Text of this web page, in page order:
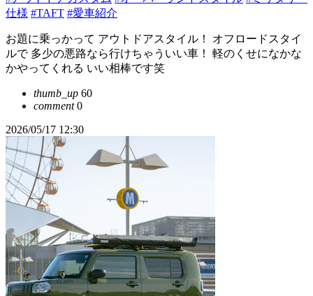
仕様 #TAFT #愛車紹介
お題に乗っかって アウトドアスタイル！ オフロードスタイ
ルで 多少の悪路なら行けちゃういい車！ 軽のくせになかな
かやってくれる いい相棒です笑
thumb_up 60
comment0
2026/05/17 12:30